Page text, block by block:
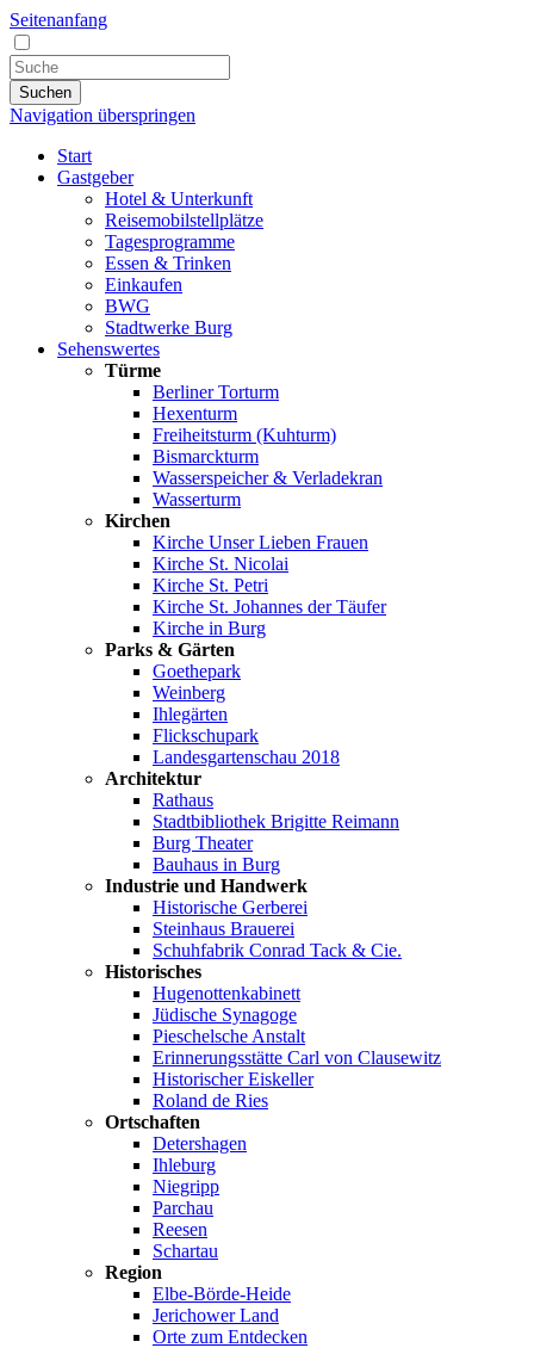
Seitenanfang
Suchen
Navigation überspringen
Start
Gastgeber
Hotel & Unterkunft
Reisemobilstellplätze
Tagesprogramme
Essen & Trinken
Einkaufen
BWG
Stadtwerke Burg
Sehenswertes
Türme
Berliner Torturm
Hexenturm
Freiheitsturm (Kuhturm)
Bismarckturm
Wasserspeicher & Verladekran
Wasserturm
Kirchen
Kirche Unser Lieben Frauen
Kirche St. Nicolai
Kirche St. Petri
Kirche St. Johannes der Täufer
Kirche in Burg
Parks & Gärten
Goethepark
Weinberg
Ihlegärten
Flickschupark
Landesgartenschau 2018
Architektur
Rathaus
Stadtbibliothek Brigitte Reimann
Burg Theater
Bauhaus in Burg
Industrie und Handwerk
Historische Gerberei
Steinhaus Brauerei
Schuhfabrik Conrad Tack & Cie.
Historisches
Hugenottenkabinett
Jüdische Synagoge
Pieschelsche Anstalt
Erinnerungsstätte Carl von Clausewitz
Historischer Eiskeller
Roland de Ries
Ortschaften
Detershagen
Ihleburg
Niegripp
Parchau
Reesen
Schartau
Region
Elbe-Börde-Heide
Jerichower Land
Orte zum Entdecken